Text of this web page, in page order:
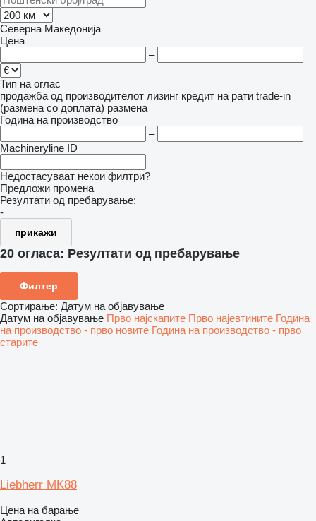
Северна Македонија
Цена
–
Тип на оглас
продажба од производителот лизинг кредит на рати trade-in
(размена со доплата) размена
Година на производство
–
Machineryline ID
Недостасуваат некои филтри?
Предложи промена
Резултати од пребарување:
-
прикажи
20 огласа: Резултати од пребарување
Филтер
Сортирање: Датум на објавување
Датум на објавување Прво најскапите Прво најевтините Година
на производство - прво новите Година на производство - прво
старите
1
Liebherr MK88
Цена на барање